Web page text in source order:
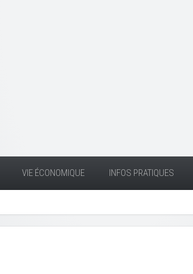
VIE ÉCONOMIQUE INFOS PRATIQUES